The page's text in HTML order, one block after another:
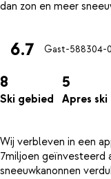
6.7 Gast-588304-
8
Ski gebied
5
Apres ski
Wij verbleven in een
7miljoen geïnvesteerd
sneeuwkanonnen